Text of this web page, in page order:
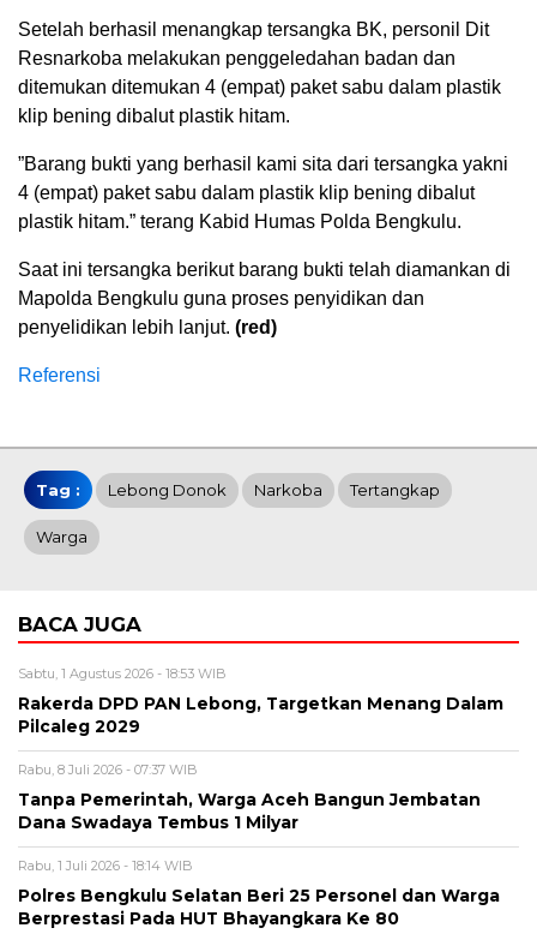
Setelah berhasil menangkap tersangka BK, personil Dit
Resnarkoba melakukan penggeledahan badan dan
ditemukan ditemukan 4 (empat) paket sabu dalam plastik
klip bening dibalut plastik hitam.
”Barang bukti yang berhasil kami sita dari tersangka yakni
4 (empat) paket sabu dalam plastik klip bening dibalut
plastik hitam.” terang Kabid Humas Polda Bengkulu.
Saat ini tersangka berikut barang bukti telah diamankan di
Mapolda Bengkulu guna proses penyidikan dan
penyelidikan lebih lanjut. (red)
Referensi
Tag : Lebong Donok Narkoba Tertangkap
Warga
BACA JUGA
Sabtu, 1 Agustus 2026 - 18:53 WIB
Rakerda DPD PAN Lebong, Targetkan Menang Dalam
Pilcaleg 2029
Rabu, 8 Juli 2026 - 07:37 WIB
Tanpa Pemerintah, Warga Aceh Bangun Jembatan
Dana Swadaya Tembus 1 Milyar
Rabu, 1 Juli 2026 - 18:14 WIB
Polres Bengkulu Selatan Beri 25 Personel dan Warga
Berprestasi Pada HUT Bhayangkara Ke 80